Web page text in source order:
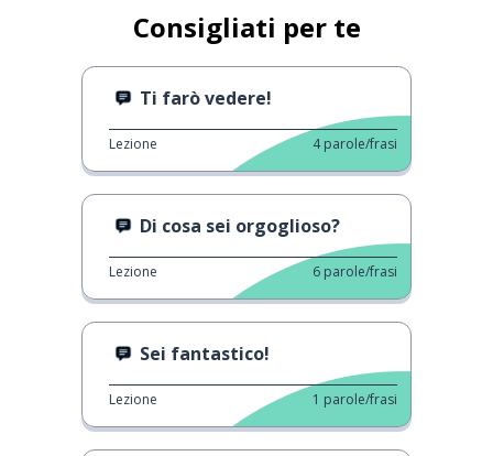
Consigliati per te
Ti farò vedere!
Lezione 4 parole/frasi
Di cosa sei orgoglioso?
Lezione 6 parole/frasi
Sei fantastico!
Lezione 1 parole/frasi